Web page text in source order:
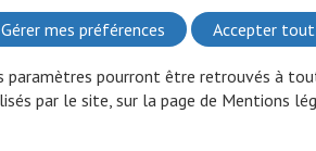
Gérer mes préférences Accepter tout
paramètres pourront être retrouvés à
par le site, sur la page de Mentions